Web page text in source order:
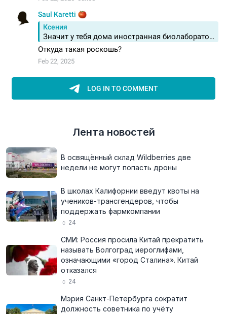
Лента новостей
В освящённый склад Wildberries две
недели не могут попасть дроны
В школах Калифорнии введут квоты на
учеников-трансгендеров, чтобы
поддержать фармкомпании
24
СМИ: Россия просила Китай прекратить
называть Волгоград иероглифами,
означающими «город Сталина». Китай
отказался
24
Мэрия Санкт-Петербурга сократит
должность советника по учёту